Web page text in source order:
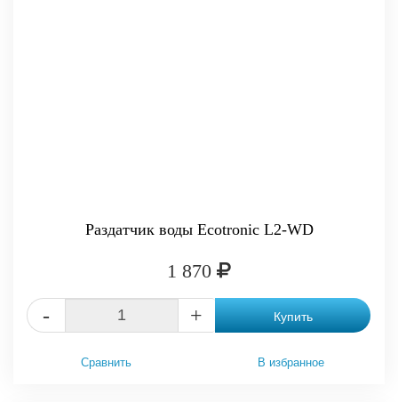
Раздатчик воды Ecotronic L2-WD
1 870
- + Купить
Сравнить В избранное